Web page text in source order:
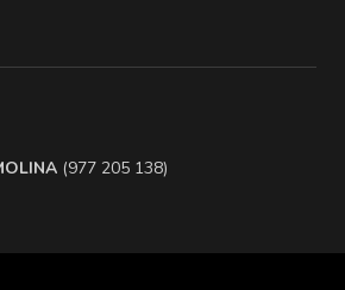
(977 205 138)